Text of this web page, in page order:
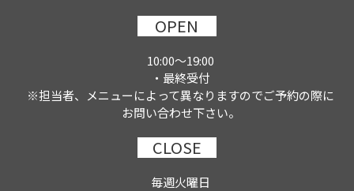
OPEN
10:00～19:00
・最終受付
※担当者、メニューによって異なりますのでご予約の際に
お問い合わせ下さい。
CLOSE
毎週火曜日